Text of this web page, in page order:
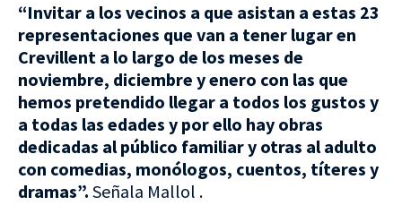
“Invitar a los vecinos a que asistan a estas 23
representaciones que van a tener lugar en
Crevillent a lo largo de los meses de
noviembre, diciembre y enero con las que
hemos pretendido llegar a todos los gustos y
a todas las edades y por ello hay obras
dedicadas al público familiar y otras al adulto
con comedias, monólogos, cuentos, títeres y
dramas”. Señala Mallol .